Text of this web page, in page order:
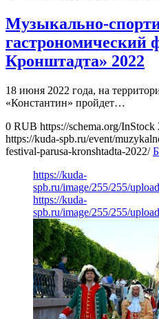
Музыкально-
гастрономический
Кронштадта» 2022
18 июня 2022 года, на
«Константин» пройдет…
0 RUB https://schema.org/InStock
https://kuda-spb.ru/event/
festival-parusa-kronshtadta-2022/
https://kuda-
spb.ru/image/255/255/
https://kuda-
spb.ru/image/255/255/